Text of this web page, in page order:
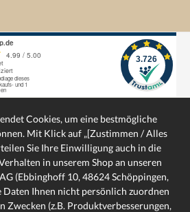
kostenloser Versand
LIEFERUNG
Lieferung von Tür zu Tür
Cookies, um eine bestmögliche
Mit Klick auf „[Zustimmen / Alles
Sie Ihre Einwilligung auch in die
in unserem Shop an unseren
(Ebbinghoff 10, 48624 Schöppingen,
Daten Ihnen nicht persönlich zuordnen
Zwecken (z.B. Produktverbesserungen,